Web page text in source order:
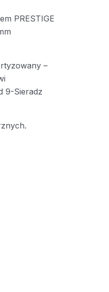
PRESTIGE
–
9-Sieradz